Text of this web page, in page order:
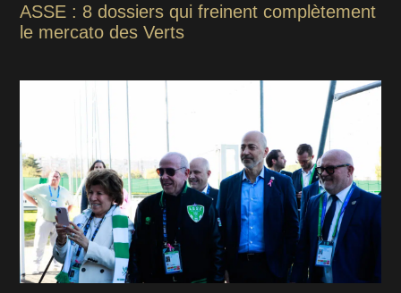
ASSE : 8 dossiers qui freinent complètement
le mercato des Verts